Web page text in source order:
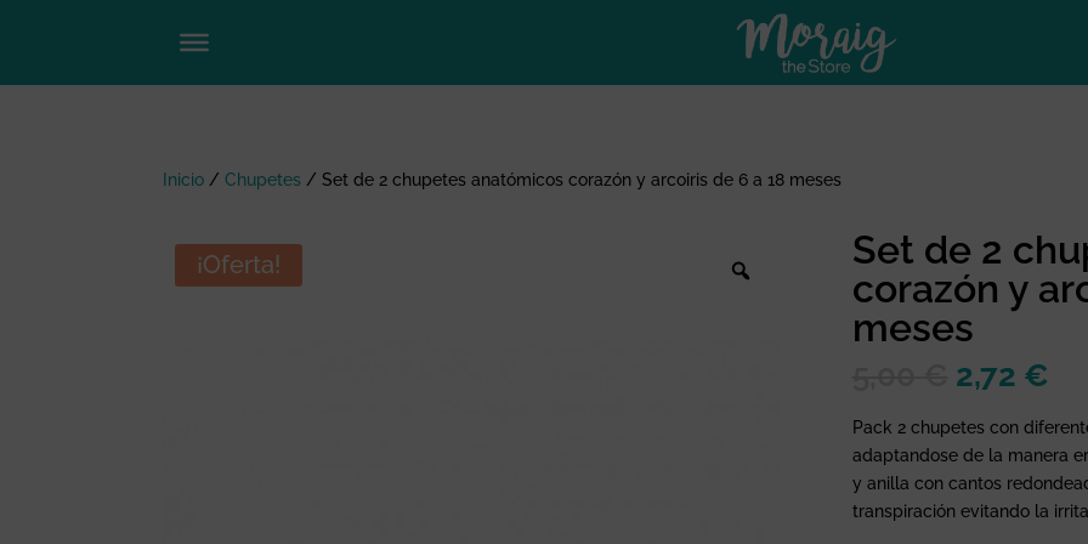
Inicio /Chupetes /Set de 2 chupetes anatómicos corazón y arcoiris de 6 a 18 meses
¡Oferta!
Set de 2
corazón y
meses
El
precio
original
era:
5,00 €.
2,72 €
es:
Pack 2 chupetes con
adaptandose de la manera
y anilla con cantos
transpiración evitando la